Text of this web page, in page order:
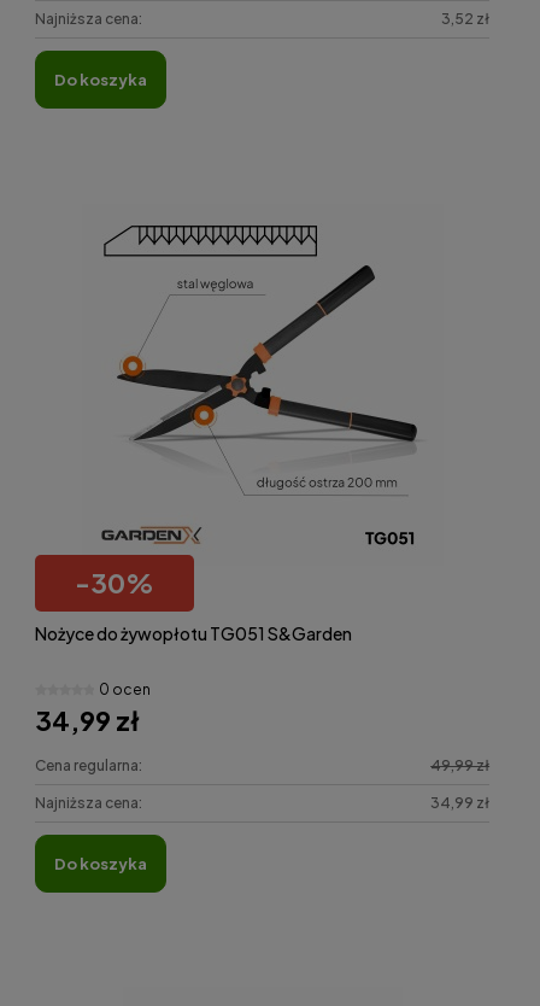
Najniższa cena: 3,52 zł
do koszyka
-30%
Nożyce do żywopłotu TG051 S&Garden
0 ocen
34,99 zł
Cena regularna: 49,99 zł
Najniższa cena: 34,99 zł
do koszyka